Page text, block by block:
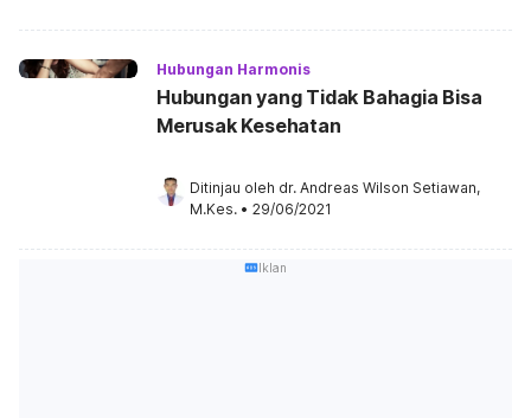
Hubungan Harmonis
Hubungan yang Tidak Bahagia Bisa
Merusak Kesehatan
Ditinjau oleh dr. Andreas Wilson Setiawan,
M.Kes. • 29/06/2021
Iklan